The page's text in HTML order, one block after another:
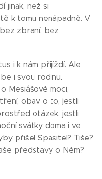
jinak, než si
k tomu nenápadně. V
zbraní, bez
i k nám přijíždí. Ale
i svou rodinu,
Mesiášově moci,
obav o to, jestli
otázek, jestli
svátky doma i ve
přišel Spasitel? Tiše?
představy o Něm?